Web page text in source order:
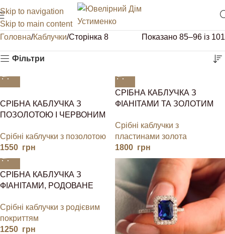
Skip to navigation
Skip to main content
Головна Каблучки Сторінка 8 Показано 85–96 із 101
Фільтри
СРІБНА КАБЛУЧКА З
ПОЗОЛОТОЮ І ЧЕРВОНИМ
ТА ФІАНІТАМИ
Срібні каблучки з позолотою
1550 грн
СРІБНА КАБЛУЧКА З
ФІАНІТАМИ ТА ЗОЛОТИМ
Срібні каблучки з
пластинами золота
1800 грн
СРІБНА КАБЛУЧКА З
ФІАНІТАМИ, РОДОВАНЕ
ПОДАРУНОК
Срібні каблучки з родієвим
покриттям
1250 грн